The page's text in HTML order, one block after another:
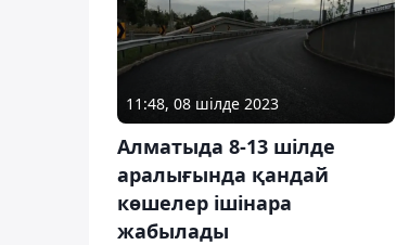
11:48, 08 шілде 2023
Алматыда 8-13 шілде
аралығында қандай
көшелер ішінара
жабылады